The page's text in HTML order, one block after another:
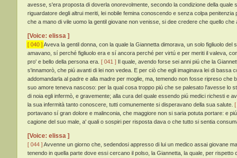
avesse, s'era proposta di doverla onorevolmente, secondo la condizione della quale
riguardatore degli altrui meriti, lei nobile femina conoscendo e senza colpa
che a mano di vile uomo la gentil giovane non venisse, si dee credere che quello
[Voice: elissa ]
[ 040 ]Aveva la gentil donna, con la quale la Giannetta dimorava, un solo figliuolo del
amavano, sí perché figliuolo era e sí ancora perché per virtú e per meriti il valeva,
pro' e bello della persona era. [ 041 ] Il quale, avendo forse sei anni piú che la
s'innamorò, che piú avanti di lei non vedea. E per ciò che egli imaginava lei di bassa
addomandarla al padre e alla madre per moglie, ma, temendo non fosse ripreso
suo amore teneva nascoso: per la qual cosa troppo piú che se palesato l'avesse lo
di noia egli infermò, e gravemente; alla cura del quale essendo piú medici richesti e
la sua infermità tanto conoscere, tutti comunemente si disperavano della sua salute. [
portavano sí gran dolore e malinconia, che maggiore non si saria potuta portare: e
cagione del suo male, a' quali o sospiri per risposta dava o che tutto si sentia
[Voice: elissa ]
[ 044 ]Avvenne un giorno che, sedendosi appresso di lui un medico assai giovane
tenendo in quella parte dove essi cercano il polso, la Giannetta, la quale, per rispetto